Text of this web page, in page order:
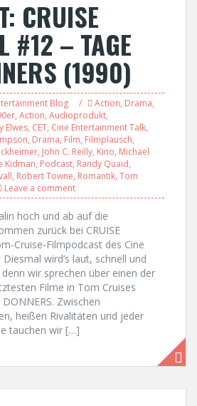
CRUISE
#12 – TAGE
(1990)
Blog Action, Drama,
, Action, Audioprodukt,
Elwes, CET, Cine Entertainment Talk,
, Drama, Film, Filmplausch,
, John C. Reilly, Kino, Michael
Kidman, Podcast, Randy Quaid,
, Robert Towne, Romantik, Tom
Leave a comment
hoch und ab auf die
zurück bei CRUISE
Cruise-Filmpodcast des Cine
wird’s laut, schnell und
wir sprechen über einen der
Filme in Tom Cruises
DONNERS. Zwischen
heißen Rivalitäten und jeder
tauchen wir […]